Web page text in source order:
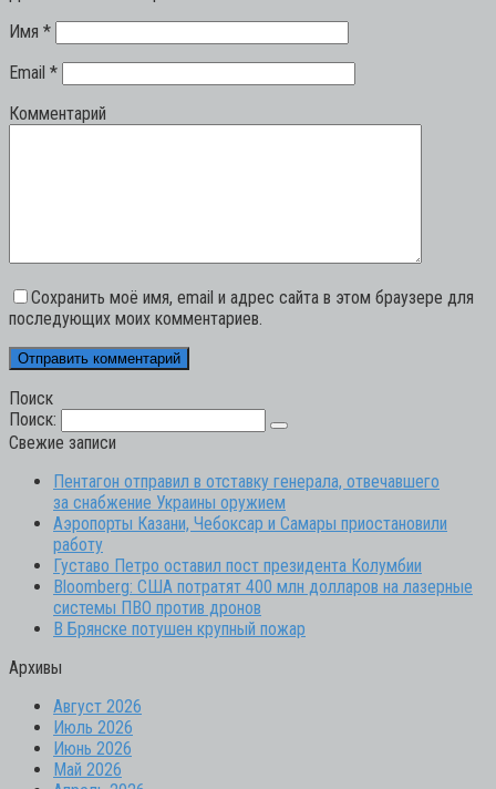
Имя *
Email *
Комментарий
Сохранить моё имя, email и адрес сайта в этом браузере для
последующих моих комментариев.
Поиск
Поиск:
Свежие записи
Пентагон отправил в отставку генерала, отвечавшего
за снабжение Украины оружием
Аэропорты Казани, Чебоксар и Самары приостановили
работу
Густаво Петро оставил пост президента Колумбии
Bloomberg: США потратят 400 млн долларов на лазерные
системы ПВО против дронов
В Брянске потушен крупный пожар
Архивы
Август 2026
Июль 2026
Июнь 2026
Май 2026